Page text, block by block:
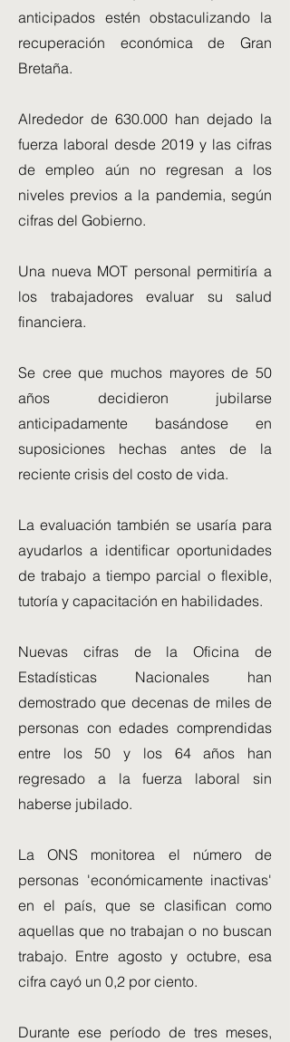
anticipados estén obstaculizando la
recuperación económica de Gran
Bretaña.
Alrededor de 630.000 han dejado la
fuerza laboral desde 2019 y las cifras
de empleo aún no regresan a los
niveles previos a la pandemia, según
cifras del Gobierno.
Una nueva MOT personal permitiría a
los trabajadores evaluar su salud
financiera.
Se cree que muchos mayores de 50
años decidieron jubilarse
anticipadamente basándose en
suposiciones hechas antes de la
reciente crisis del costo de vida.
La evaluación también se usaría para
ayudarlos a identificar oportunidades
de trabajo a tiempo parcial o flexible,
tutoría y capacitación en habilidades.
Nuevas cifras de la Oficina de
Estadísticas Nacionales han
demostrado que decenas de miles de
personas con edades comprendidas
entre los 50 y los 64 años han
regresado a la fuerza laboral sin
haberse jubilado.
La ONS monitorea el número de
personas 'económicamente inactivas'
en el país, que se clasifican como
aquellas que no trabajan o no buscan
trabajo. Entre agosto y octubre, esa
cifra cayó un 0,2 por ciento.
Durante ese período de tres meses,